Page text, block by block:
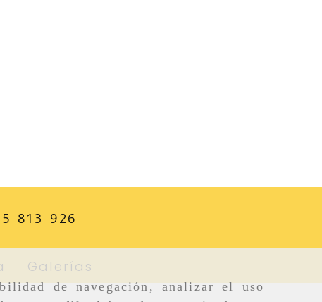
de navegación, analizar el uso
813 926
Galerías